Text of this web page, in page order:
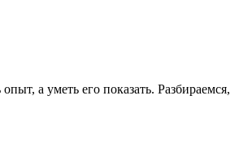
а уметь его показать. Разбираемся,